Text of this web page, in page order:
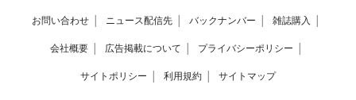
お問い合わせ ニュース配信先 バックナンバー 雑誌購入
会社概要 広告掲載について プライバシーポリシー
サイトポリシー 利用規約 サイトマップ